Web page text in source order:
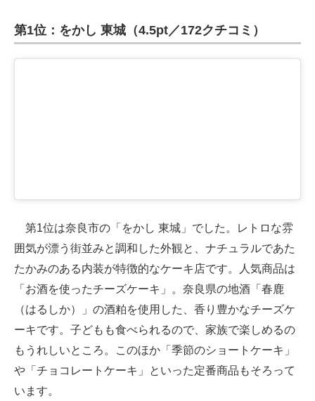
第1位：をかし 東城（4.5pt／172クチコミ）
第1位は奈良市の「をかし 東城」でした。レトロな雰
囲気が漂う街並みと調和した外観と、ナチュラルであた
たかみのある内装が特徴的なケーキ店です。人気商品は
「お酒を使ったチーズケーキ」。奈良県の地酒「春鹿
（はるしか）」の酒粕を使用した、香り豊かなチーズケ
ーキです。子どもも食べられるので、家族で楽しめるの
もうれしいところ。このほか「季節のショートケーキ」
や「チョコレートケーキ」といった定番商品もそろって
います。